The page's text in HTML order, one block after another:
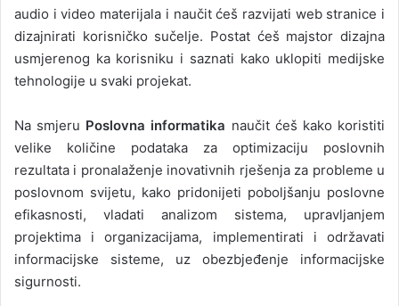
audio i video materijala i naučit ćeš razvijati web stranice i
dizajnirati korisničko sučelje. Postat ćeš majstor dizajna
usmjerenog ka korisniku i saznati kako uklopiti medijske
tehnologije u svaki projekat.
Na smjeru Poslovna informatika naučit ćeš kako koristiti
velike količine podataka za optimizaciju poslovnih
rezultata i pronalaženje inovativnih rješenja za probleme u
poslovnom svijetu, kako pridonijeti poboljšanju poslovne
efikasnosti, vladati analizom sistema, upravljanjem
projektima i organizacijama, implementirati i održavati
informacijske sisteme, uz obezbjeđenje informacijske
sigurnosti.